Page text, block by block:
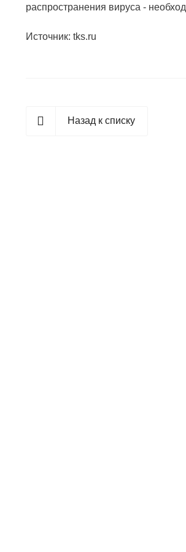
распространения вируса -
Источник: tks.ru
Назад к списку